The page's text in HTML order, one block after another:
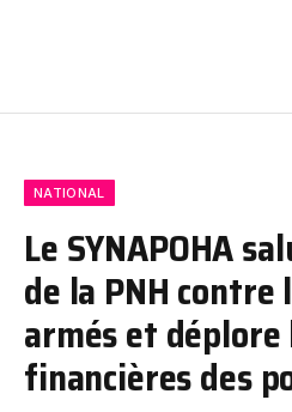
NATIONAL
Le SYNAPOHA
de la PNH contre
armés et
financières des